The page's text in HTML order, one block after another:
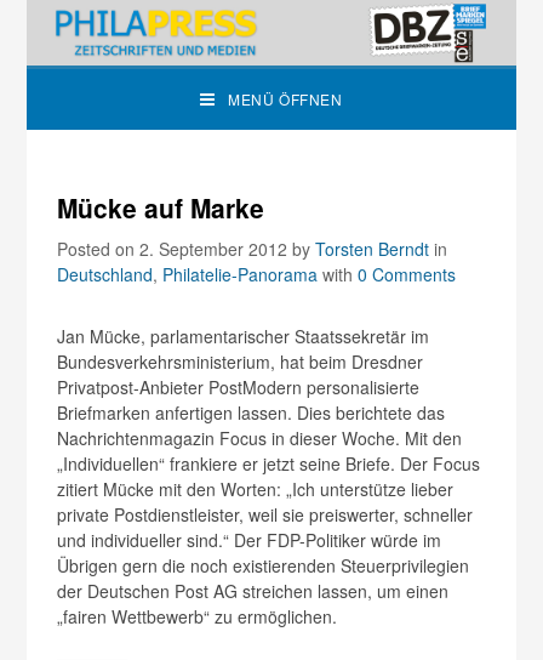
MENÜ ÖFFNEN
Mücke auf Marke
Posted on 2. September 2012byTorsten Berndt in
Deutschland, Philatelie-Panorama with0 Comments
Jan Mücke, parlamentarischer Staatssekretär im
Bundesverkehrsministerium, hat beim Dresdner
Privatpost-Anbieter PostModern personalisierte
Briefmarken anfertigen lassen. Dies berichtete das
Nachrichtenmagazin Focus in dieser Woche. Mit den
„Individuellen“ frankiere er jetzt seine Briefe. Der Focus
zitiert Mücke mit den Worten: „Ich unterstütze lieber
private Postdienstleister, weil sie preiswerter, schneller
und individueller sind.“ Der FDP-Politiker würde im
Übrigen gern die noch existierenden Steuerprivilegien
der Deutschen Post AG streichen lassen, um einen
„fairen Wettbewerb“ zu ermöglichen.